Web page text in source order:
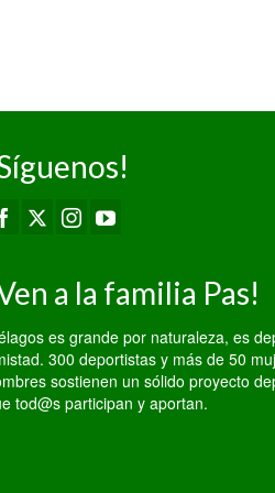
a la familia Pas!
es grande por naturaleza, es
300 deportistas y más de 50
sostienen un sólido proyecto
tod@s participan y aportan.